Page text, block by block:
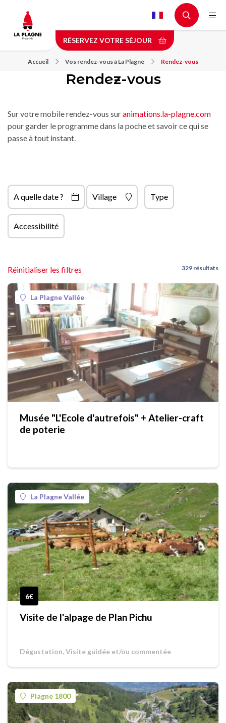
contenu
principal
RÉSERVEZ VOTRE SÉJOUR
Accueil Vos rendez-vous à La Plagne Rendez-vous
Rendez-vous
Sur votre mobile rendez-vous suranimations.la-plagne.com
pour garder le programme dans la poche et savoir ce qui se
passe à tout instant.
A quelle date ? Village Type
Accessibilité
Réinitialiser les filtres 329 résultats
La Plagne Vallée
Musée "L'Ecole d'autrefois" + Atelier-craft
de poterie
La Plagne Vallée
6€
Visite de l'alpage de Plan Pichu
Dégustation, Visite guidée et/ou commentée
Plagne 1800